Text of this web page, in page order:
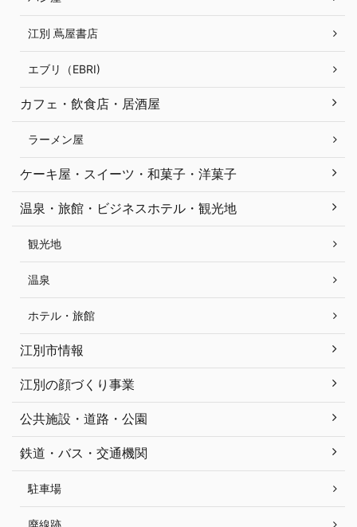
江別 蔦屋書店
エブリ（EBRI)
カフェ・飲食店・居酒屋
ラーメン屋
ケーキ屋・スイーツ・和菓子・洋菓子
温泉・旅館・ビジネスホテル・観光地
観光地
温泉
ホテル・旅館
江別市情報
江別の顔づくり事業
公共施設・道路・公園
鉄道・バス・交通機関
駐車場
廃線跡